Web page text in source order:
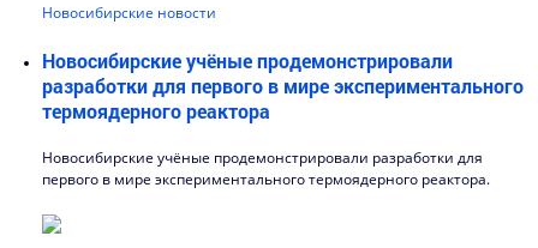
Новосибирские новости
Новосибирские учёные продемонстрировали
разработки для первого в мире экспериментального
термоядерного реактора
Новосибирские учёные продемонстрировали разработки для
первого в мире экспериментального термоядерного реактора.